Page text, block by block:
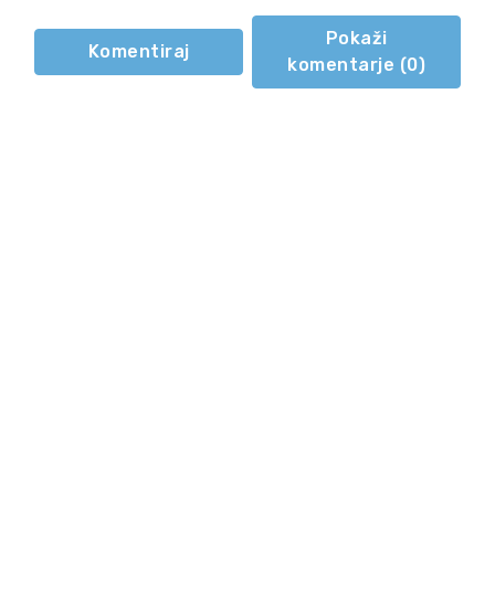
Komentiraj
Pokaži
komentarje (0)